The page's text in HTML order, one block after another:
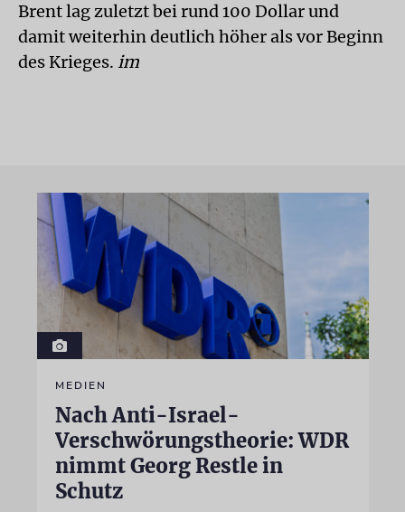
Brent lag zuletzt bei rund 100 Dollar und
damit weiterhin deutlich höher als vor Beginn
des Krieges. im
MEDIEN
Nach Anti-Israel-
Verschwörungstheorie: WDR
nimmt Georg Restle in
Schutz